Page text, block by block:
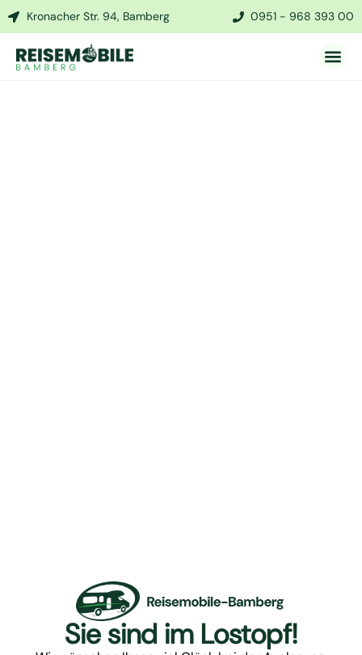
Kronacher Str. 94, Bamberg 0951 - 968 393 00
Sie sind im Lostopf!